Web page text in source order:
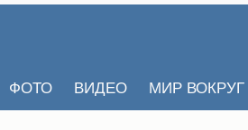
ФОТО ВИДЕО МИР